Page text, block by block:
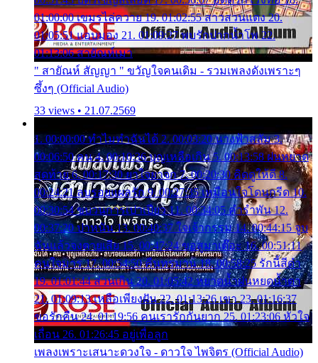
01:00:00 เขมรไล่ควาย 19. 01:02:55 สาวสวนแตง 20.
01:05:51 แอบมอง 21. 01:09:27 พบรักปากน้ำโพ 22.
01:13:06 สายัณห์เมา
" สายัณห์ สัญญา " ขวัญใจคนเดิม - รวมเพลงดังเพราะๆ
ซึ้งๆ (Official Audio)
33 views • 21.07.2569
1. 00:00:00 ทำไมทำฉันได้ 2. 00:03:20 นางฟ้าสลัม 3.
00:06:50 คน 4. 00:10:36 บุญเหลือเกิน 5. 00:13:58 ฝนหยาด
สุดท้าย 6. 00:17:30 ยาใจยาจก 7. 00:20:30 คิดดูให้ดี 8.
00:24:21 ลบรอยแผลรัก 9. 00:27:35 เหมือนใจโดนกรีด 10.
00:30:54 ขบวนการเปาเปียว 11. 00:34:05 คำรำพัน 12.
00:37:20 ปาหนัน 13. 00:40:37 ใจเจ้ากรรม 14. 00:44:15 จูบ
ฉันแล้วจงตายเสีย 15. 00:47:24 ขอสูมาเต๊อะ 16. 00:51:11
คนใจมาร 17. 00:54:50 คืนทรมาน 18. 00:58:25 รักนี้สีดำ
19. 01:01:44 ส่วนเกิน 20. 01:05:42 หยาดน้ำฝนหยดน้ำตา
21. 01:09:13 เหลือเพียงฝัน 22. 01:13:26 เขา 23. 01:16:37
ขอรักคืน 24. 01:19:56 คนเรารักกันยาก 25. 01:23:06 หัวใจ
เถื่อน 26. 01:26:45 อยู่เพื่อลูก
เพลงเพราะเสนาะดวงใจ - ดาวใจ ไพจิตร (Official Audio)